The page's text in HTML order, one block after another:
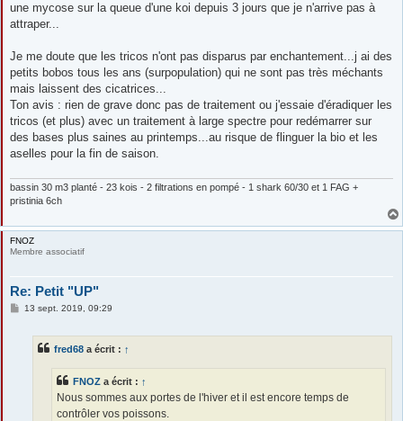
une mycose sur la queue d'une koi depuis 3 jours que je n'arrive pas à
attraper...
Je me doute que les tricos n'ont pas disparus par enchantement...j ai des
petits bobos tous les ans (surpopulation) qui ne sont pas très méchants
mais laissent des cicatrices...
Ton avis : rien de grave donc pas de traitement ou j'essaie d'éradiquer les
tricos (et plus) avec un traitement à large spectre pour redémarrer sur
des bases plus saines au printemps...au risque de flinguer la bio et les
aselles pour la fin de saison.
bassin 30 m3 planté - 23 kois - 2 filtrations en pompé - 1 shark 60/30 et 1 FAG +
pristinia 6ch
FNOZ
Membre associatif
Re: Petit "UP"
M
13 sept. 2019, 09:29
fred68 a écrit : ↑
FNOZ a écrit : ↑
Nous sommes aux portes de l'hiver et il est encore temps de
contrôler vos poissons.